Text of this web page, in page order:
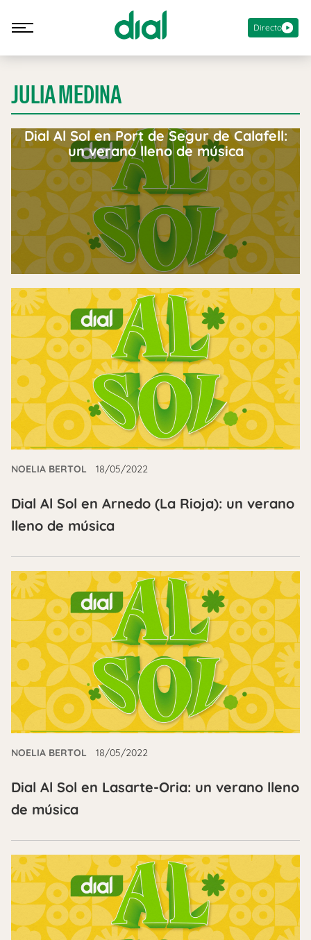
Directo
JULIA MEDINA
Dial Al Sol en Port de Segur de Calafell:
un verano lleno de música
NOELIA BERTOL 18/05/2022
Dial Al Sol en Arnedo (La Rioja): un verano
lleno de música
NOELIA BERTOL 18/05/2022
Dial Al Sol en Lasarte-Oria: un verano lleno
de música